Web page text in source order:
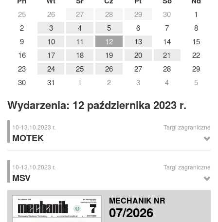
25 26 27 28 29 30
1
2
3 4 5 6 7
8
9
10 11 12 13 14
15
16
17 18 19 20 21
22
23
24 25 26 27 28
29
30
31 1 2 3 4 5
Wydarzenia: 12 października 2023 r.
10-13.10.2023 r. Targi zagraniczne
MOTEK
MOTEK– Międzynarodowe Targi Automatyki Przemysłowej, Stuttgart
(Niemcy)
10-13.10.2023 r. Targi zagraniczne
MSV
MSV– Międzynarodowe Targi Maszynowe, Brno (Czechy)
MECHANIK NR
07/2026